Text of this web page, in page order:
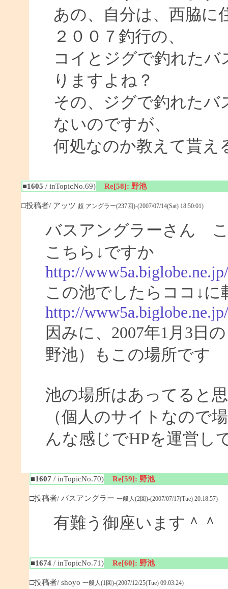
あの、自分は、西脇に
２００７釣行の、
コイとジグで釣れたバ
りますよね？
その、ジグで釣れたバ
ないのですが、
何処なのか教えて貰え
■1605 / inTopicNo.69) Re[58]: 野池
□投稿者/ アッツ 超 アングラー(237回)-(2007/07/14(Sat) 18:50:01)
バスアングラーさん
こちら↓ですか
http://
この池でしたらココ↓に
http://
因みに、2007年1月3日
野池）もこの場所です
池の場所はあってると
（個人のサイトなので
んな感じでHPを運営し
■1607 / inTopicNo.70) Re[59]: 野池
□投稿者/ バスアングラー 一般人(2回)-(2007/07/17(Tue) 20:18:57)
有難う御座います＾＾
■1674/ inTopicNo.71) Re[60]: 野池
□投稿者/ shoyo 一般人(1回)-(2007/12/25(Tue) 09:03:24)